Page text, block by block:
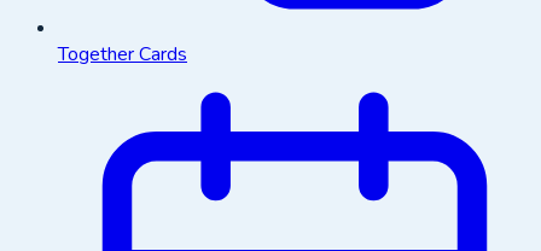
Together Cards